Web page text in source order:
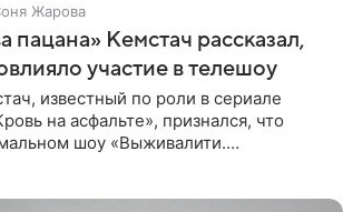
Жарова
пацана» Кемстач рассказал,
участие в телешоу
известный по роли в сериале
на асфальте», признался, что
шоу «Выживалити.